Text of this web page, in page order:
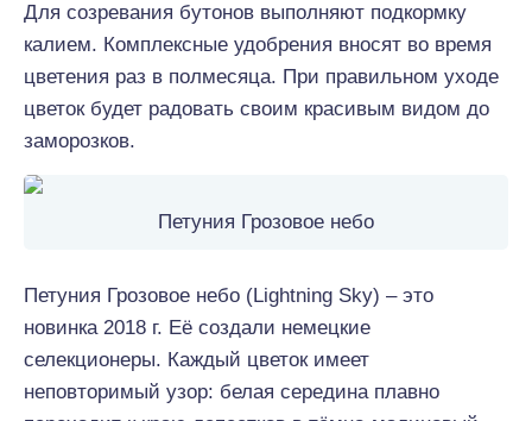
Для созревания бутонов выполняют подкормку
калием. Комплексные удобрения вносят во время
цветения раз в полмесяца. При правильном уходе
цветок будет радовать своим красивым видом до
заморозков.
Петуния Грозовое небо
Петуния Грозовое небо (Lightning Sky) – это
новинка 2018 г. Её создали немецкие
селекционеры. Каждый цветок имеет
неповторимый узор: белая середина плавно